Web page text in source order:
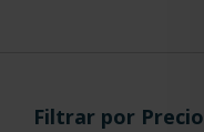
Filtrar por Precio